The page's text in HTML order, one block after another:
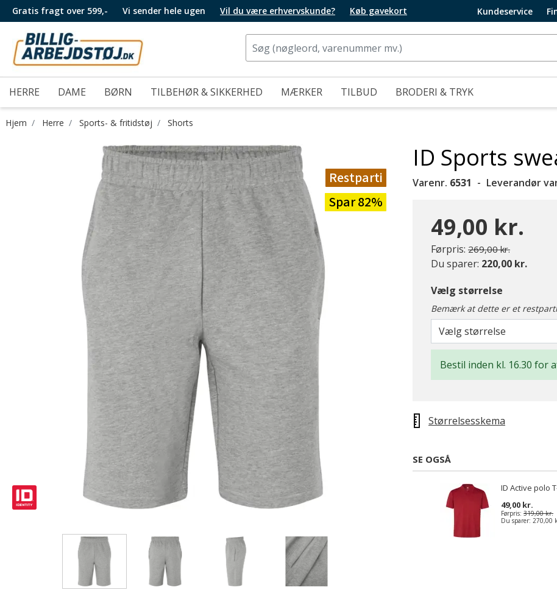
Gratis fragt over 599,- Vi sender hele ugen Vil du være erhvervskunde? Køb gavekort Kundeservice
HERRE DAME BØRN TILBEHØR & SIKKERHED MÆRKER TILBUD BRODERI & TRYK
Hjem Herre Sports- & fritidstøj Shorts
Restparti
Spar 82%
ID Sports
Varenr. 6531 Leverandør
49,00 kr.
Førpris: Pris nedsat fra
269,00 kr.til
Du sparer: 220,00 kr.
Vælg størrelse
Bemærk at dette er et
Vælg størrelse
Bestil inden kl. 16.30 for
Størrelsesskema
SE OGSÅ
ID Active polo
49,00 kr.
Førpris: 319,00 kr.
Du sparer: 270,00